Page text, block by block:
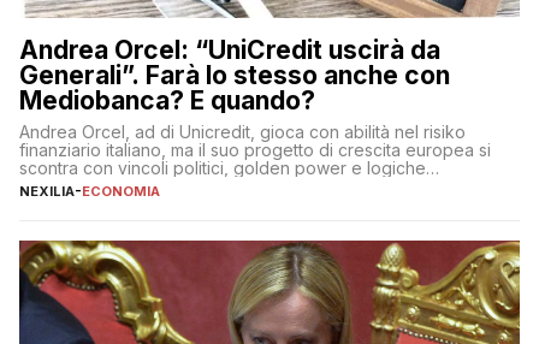
Andrea Orcel: “UniCredit uscirà da
Generali”. Farà lo stesso anche con
Mediobanca? E quando?
Andrea Orcel, ad di Unicredit, gioca con abilità nel risiko
finanziario italiano, ma il suo progetto di crescita europea si
scontra con vincoli politici, golden power e logiche
protezionistiche. Orcel e la mossa su Generali Andrea Orcel,
NEXILIA-ECONOMIA